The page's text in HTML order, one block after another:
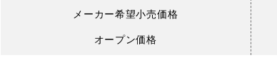
メーカー希望小売価格
オープン価格